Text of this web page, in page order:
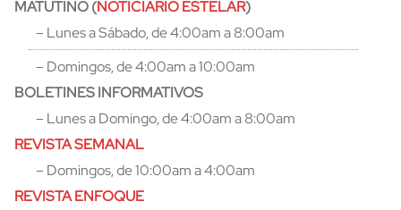
MATUTINO (NOTICIARIO ESTELAR)
– Lunes a Sábado, de 4:00am a 8:00am
– Domingos, de 4:00am a 10:00am
BOLETINES INFORMATIVOS
– Lunes a Domingo, de 4:00am a 8:00am
REVISTA SEMANAL
– Domingos, de 10:00am a 4:00am
REVISTA ENFOQUE